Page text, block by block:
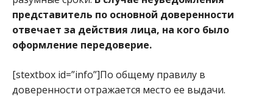
представитель по основной доверенности
отвечает за действия лица, на кого было
оформление передоверие.
[stextbox id=”info”]По общему правилу в
доверенности отражается место ее выдачи.